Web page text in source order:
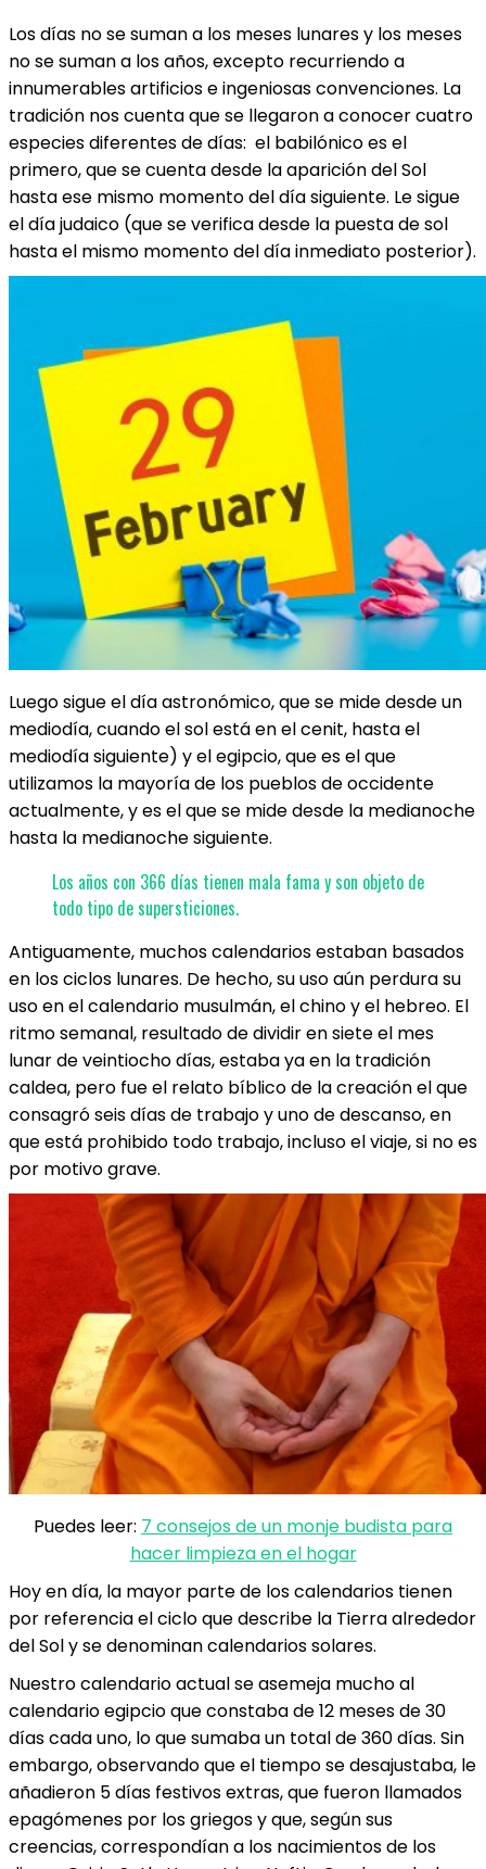
Los días no se suman a los meses lunares y los meses
no se suman a los años, excepto recurriendo a
innumerables artificios e ingeniosas convenciones. La
tradición nos cuenta que se llegaron a conocer cuatro
especies diferentes de días: el babilónico es el
primero, que se cuenta desde la aparición del Sol
hasta ese mismo momento del día siguiente. Le sigue
el día judaico (que se verifica desde la puesta de sol
hasta el mismo momento del día inmediato posterior).
Luego sigue el día astronómico, que se mide desde un
mediodía, cuando el sol está en el cenit, hasta el
mediodía siguiente) y el egipcio, que es el que
utilizamos la mayoría de los pueblos de occidente
actualmente, y es el que se mide desde la medianoche
hasta la medianoche siguiente.
Los años con 366 días tienen mala fama y son objeto de
todo tipo de supersticiones.
Antiguamente, muchos calendarios estaban basados
en los ciclos lunares. De hecho, su uso aún perdura su
uso en el calendario musulmán, el chino y el hebreo. El
ritmo semanal, resultado de dividir en siete el mes
lunar de veintiocho días, estaba ya en la tradición
caldea, pero fue el relato bíblico de la creación el que
consagró seis días de trabajo y uno de descanso, en
que está prohibido todo trabajo, incluso el viaje, si no es
por motivo grave.
Puedes leer: 7 consejos de un monje budista para
hacer limpieza en el hogar
Hoy en día, la mayor parte de los calendarios tienen
por referencia el ciclo que describe la Tierra alrededor
del Sol y se denominan calendarios solares.
Nuestro calendario actual se asemeja mucho al
calendario egipcio que constaba de 12 meses de 30
días cada uno, lo que sumaba un total de 360 días. Sin
embargo, observando que el tiempo se desajustaba, le
añadieron 5 días festivos extras, que fueron llamados
epagómenes por los griegos y que, según sus
creencias, correspondían a los nacimientos de los